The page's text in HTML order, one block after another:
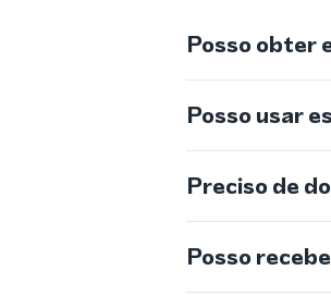
Posso obter
Posso usar
Preciso de
Posso